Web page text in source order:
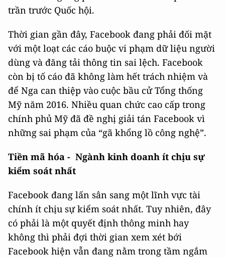
trần trước Quốc hội.
Thời gian gần đây, Facebook đang phải đối mặt
với một loạt các cáo buộc vi phạm dữ liệu người
dùng và đăng tải thông tin sai lệch. Facebook
còn bị tố cáo đã không làm hết trách nhiệm và
để Nga can thiệp vào cuộc bầu cử Tổng thống
Mỹ năm 2016. Nhiều quan chức cao cấp trong
chính phủ Mỹ đã đề nghị giải tán Facebook vì
những sai phạm của “gã khổng lồ công nghệ”.
Tiền mã hóa - Ngành kinh doanh ít chịu sự
kiểm soát nhất
Facebook đang lấn sân sang một lĩnh vực tài
chính ít chịu sự kiểm soát nhất. Tuy nhiên, đây
có phải là một quyết định thông minh hay
không thì phải đợi thời gian xem xét bới
Facebook hiện vẫn đang nằm trong tầm ngắm